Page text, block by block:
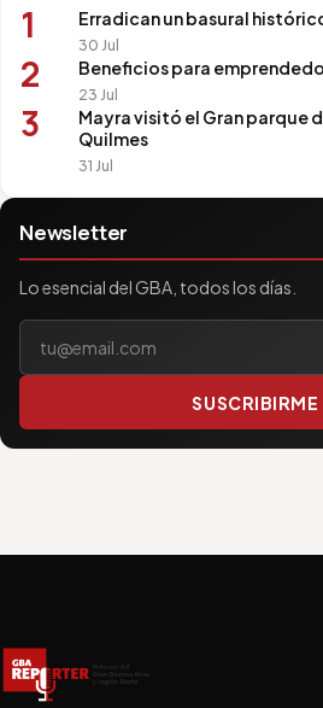
1 Erradican un basural
30 Jul
2 Beneficios para
23 Jul
3
Mayra visitó el Gran parque
Quilmes
31 Jul
Newsletter
Lo esencial del GBA, todos los días.
SUSCRIBIRME